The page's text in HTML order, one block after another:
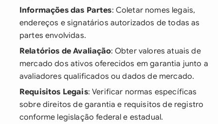
Informações das Partes: Coletar nomes legais,
endereços e signatários autorizados de todas as
partes envolvidas.
Relatórios de Avaliação: Obter valores atuais de
mercado dos ativos oferecidos em garantia junto a
avaliadores qualificados ou dados de mercado.
Requisitos Legais: Verificar normas específicas
sobre direitos de garantia e requisitos de registro
conforme legislação federal e estadual.